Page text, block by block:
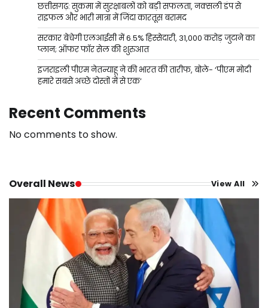
छत्तीसगढ़: सुकमा में सुरक्षाबलों को बड़ी सफलता, नक्सली डंप से
राइफल और भारी मात्रा में जिंदा कारतूस बरामद
सरकार बेचेगी एलआईसी में 6.5% हिस्सेदारी, 31,000 करोड़ जुटाने का
प्लान; ऑफर फॉर सेल की शुरुआत
इजराइली पीएम नेतन्याहू ने की भारत की तारीफ, बोले- ‘पीएम मोदी
हमारे सबसे अच्छे दोस्तों में से एक’
Recent Comments
No comments to show.
Overall News View All